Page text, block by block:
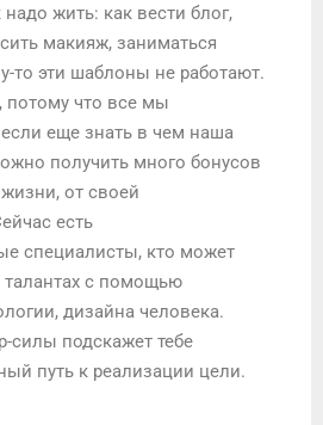
надо жить: как вести блог,
макияж, заниматься
то эти шаблоны не работают.
потому что все мы
еще знать в чем наша
получить много бонусов
от своей
есть
специалисты, кто может
талантах с помощью
дизайна человека.
силы подскажет тебе
путь к реализации цели.